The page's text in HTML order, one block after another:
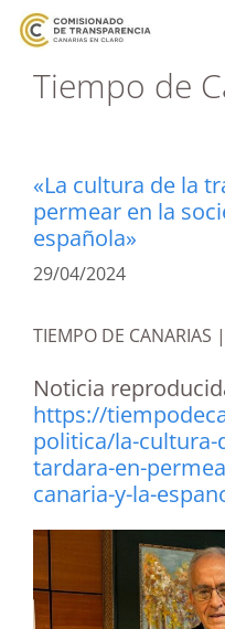
Tiempo de
«La cultura de la
permear en la
española»
29/04/2024
TIEMPO DE CANARIAS
Noticia
https://
politica/la-cultura-
tardara-en-
canaria-y-la-